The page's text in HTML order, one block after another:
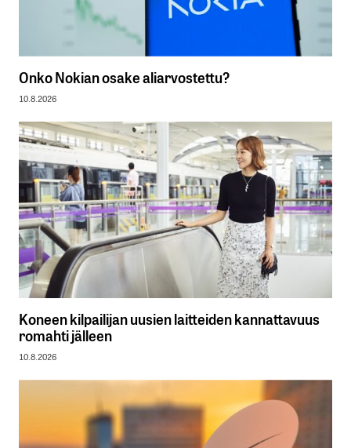
Onko Nokian osake aliarvostettu?
10.8.2026
Koneen kilpailijan uusien laitteiden kannattavuus
romahti jälleen
10.8.2026